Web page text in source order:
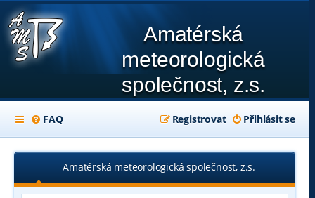
Amatérská
meteorologická
společnost, z.s.
FAQ Přihlásit se
Registrovat
Amatérská meteorologická společnost, z.s.